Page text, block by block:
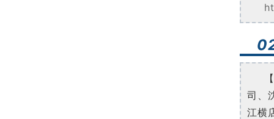
司、
江横